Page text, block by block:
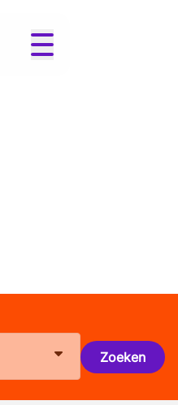
Zoeken